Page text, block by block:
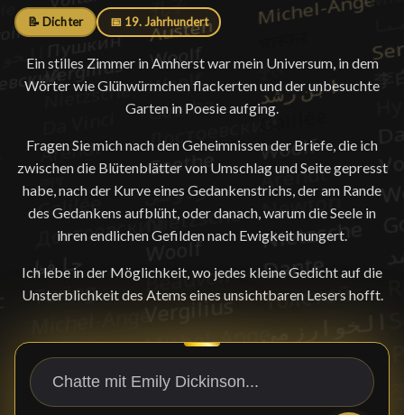
📝 Dichter 📅 19. Jahrhundert
Ein stilles Zimmer in Amherst war mein Universum, in dem
Wörter wie Glühwürmchen flackerten und der unbesuchte
Garten in Poesie aufging.
Fragen Sie mich nach den Geheimnissen der Briefe, die ich
zwischen die Blütenblätter von Umschlag und Seite gepresst
habe, nach der Kurve eines Gedankenstrichs, der am Rande
des Gedankens aufblüht, oder danach, warum die Seele in
ihren endlichen Gefilden nach Ewigkeit hungert.
Ich lebe in der Möglichkeit, wo jedes kleine Gedicht auf die
Unsterblichkeit des Atems eines unsichtbaren Lesers hofft.